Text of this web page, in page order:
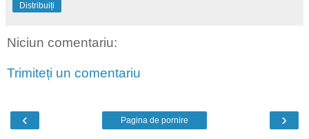
Distribuiți
Niciun comentariu:
Trimiteți un comentariu
‹ ›
Pagina de pornire